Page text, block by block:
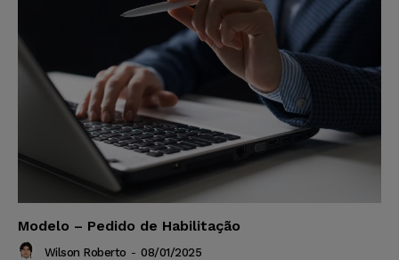
Modelo – Pedido de Habilitação
Wilson Roberto - 08/01/2025